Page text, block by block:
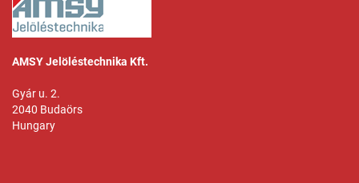
AMSY Jelöléstechnika Kft.
Gyár u. 2.
2040 Budaörs
Hungary